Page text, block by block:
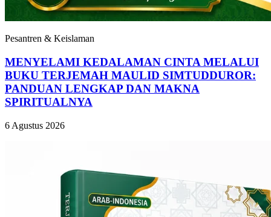
Pesantren & Keislaman
MENYELAMI KEDALAMAN CINTA MELALUI
BUKU TERJEMAH MAULID SIMTUDDUROR:
PANDUAN LENGKAP DAN MAKNA
SPIRITUALNYA
6 Agustus 2026